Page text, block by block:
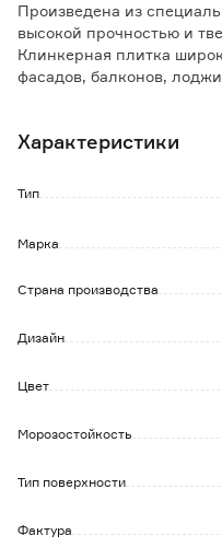
Произведена из
высокой прочностью и
Клинкерная плитка
фасадов, балконов,
фасада от
упаковками.
Характеристики
Тип
Марка
Страна производства
Дизайн
Цвет
Морозостойкость
Тип поверхности
Фактура